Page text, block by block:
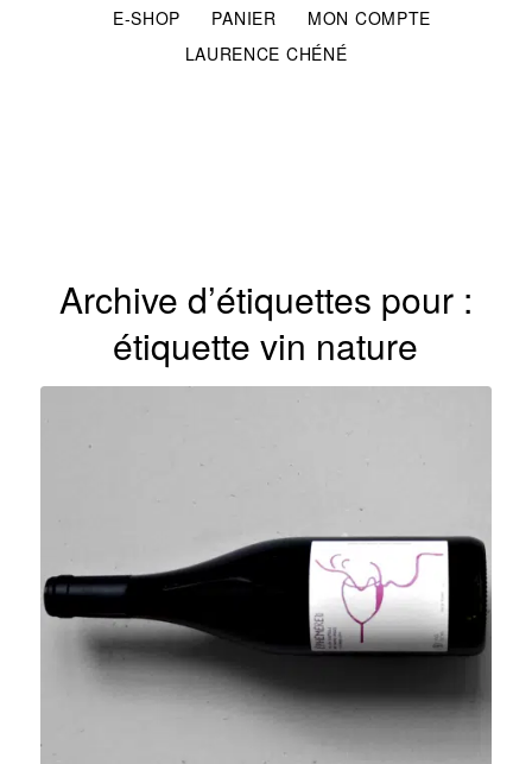
E-SHOP PANIER
MON COMPTE
LAURENCE CHÉNÉ
Archive d’étiquettes pour :
étiquette vin nature